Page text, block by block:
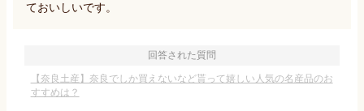
ておいしいです。
回答された質問
【奈良土産】奈良でしか買えないなど貰って嬉しい人気の名産品のお
すすめは？